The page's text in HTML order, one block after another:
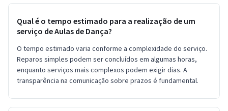
Qual é o tempo estimado para a realização de um
serviço de Aulas de Dança?
O tempo estimado varia conforme a complexidade do serviço.
Reparos simples podem ser concluídos em algumas horas,
enquanto serviços mais complexos podem exigir dias. A
transparência na comunicação sobre prazos é fundamental.